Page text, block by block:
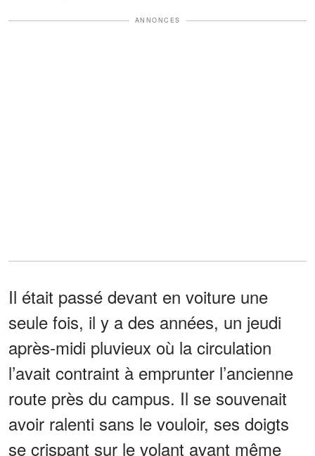
ANNONCES
Il était passé devant en voiture une
seule fois, il y a des années, un jeudi
après-midi pluvieux où la circulation
l’avait contraint à emprunter l’ancienne
route près du campus. Il se souvenait
avoir ralenti sans le vouloir, ses doigts
se crispant sur le volant avant même